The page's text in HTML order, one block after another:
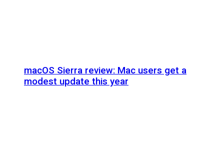
macOS Sierra review: Mac users get a
modest update this year